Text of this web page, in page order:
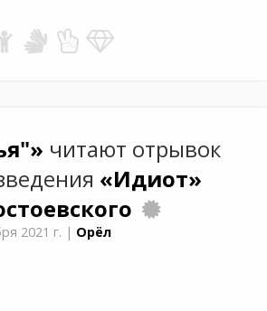
читают отрывок
«Идиот»
2021 г. | Орёл